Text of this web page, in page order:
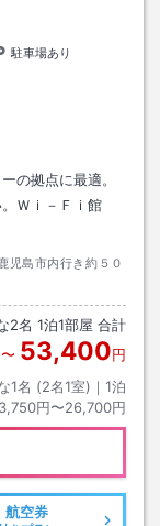
駐車場あり
の拠点に最適。
Ｗｉ－Ｆｉ館
児島市内行き約５０
2名 1泊1部屋 合計
〜 53,400円
1名 (2名1室)｜ 1泊
3,750円〜26,700円
航空券